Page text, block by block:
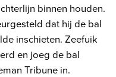
binnen houden.
dat hij de bal
inschieten. Zeefuik
en joeg de bal
Tribune in.